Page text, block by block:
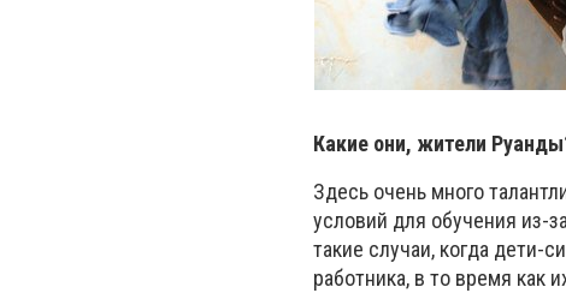
Какие они, жители
Здесь очень много
условий для обучения из-
такие случаи, когда
работника, в то время как